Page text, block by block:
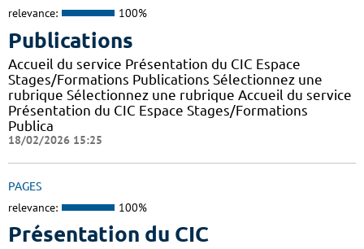
relevance: 100%
Publications
Accueil du service Présentation du CIC Espace
Stages/Formations Publications Sélectionnez une
rubrique Sélectionnez une rubrique Accueil du service
Présentation du CIC Espace Stages/Formations
Publica
18/02/2026 15:25
PAGES
relevance: 100%
Présentation du CIC